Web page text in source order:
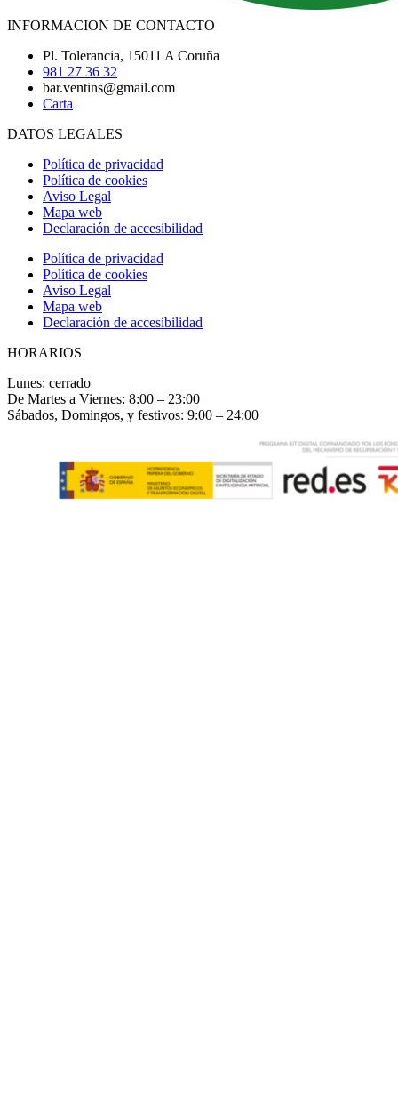
INFORMACION DE CONTACTO
Pl. Tolerancia, 15011 A Coruña
981 27 36 32
bar.ventins@gmail.com
Carta
DATOS LEGALES
Política de privacidad
Política de cookies
Aviso Legal
Mapa web
Declaración de accesibilidad
Política de privacidad
Política de cookies
Aviso Legal
Mapa web
Declaración de accesibilidad
HORARIOS
Lunes: cerrado
De Martes a Viernes: 8:00 – 23:00
Sábados, Domingos, y festivos: 9:00 – 24:00